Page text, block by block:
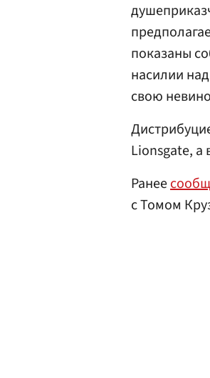
показаны
насилии
свою
Lionsgate, а
Ранее
с Томом